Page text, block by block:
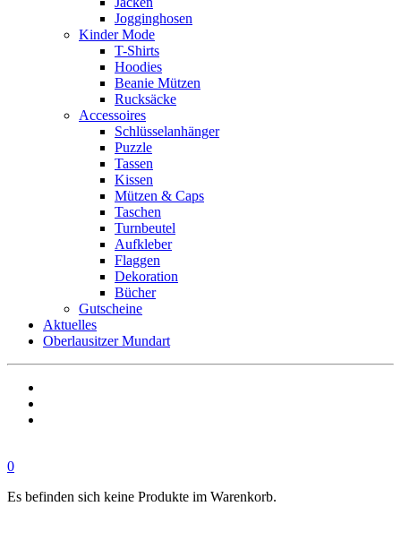
Jogginghosen
Kinder Mode
T-Shirts
Hoodies
Beanie Mützen
Rucksäcke
Accessoires
Schlüsselanhänger
Puzzle
Tassen
Kissen
Mützen & Caps
Taschen
Turnbeutel
Aufkleber
Flaggen
Dekoration
Bücher
Gutscheine
Aktuelles
Oberlausitzer Mundart
0
Es befinden sich keine Produkte im Warenkorb.